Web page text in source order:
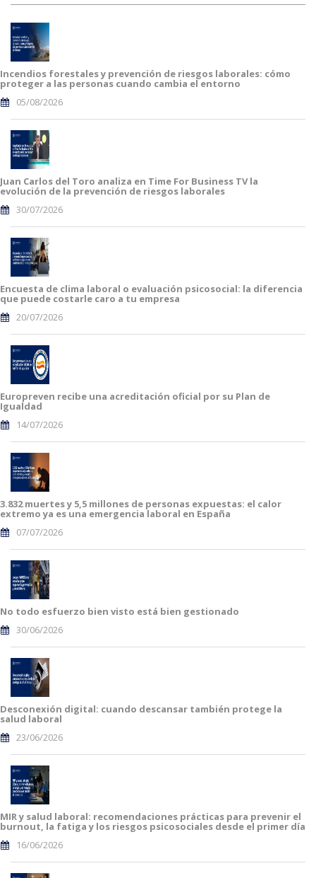
Incendios forestales y prevención de riesgos laborales: cómo
proteger a las personas cuando cambia el entorno
05/08/2026
Juan Carlos del Toro analiza en Time For Business TV la
evolución de la prevención de riesgos laborales
30/07/2026
Encuesta de clima laboral o evaluación psicosocial: la diferencia
que puede costarle caro a tu empresa
20/07/2026
Europreven recibe una acreditación oficial por su Plan de
Igualdad
14/07/2026
3.832 muertes y 5,5 millones de personas expuestas: el calor
extremo ya es una emergencia laboral en España
07/07/2026
No todo esfuerzo bien visto está bien gestionado
30/06/2026
Desconexión digital: cuando descansar también protege la
salud laboral
23/06/2026
MIR y salud laboral: recomendaciones prácticas para prevenir el
burnout, la fatiga y los riesgos psicosociales desde el primer día
16/06/2026